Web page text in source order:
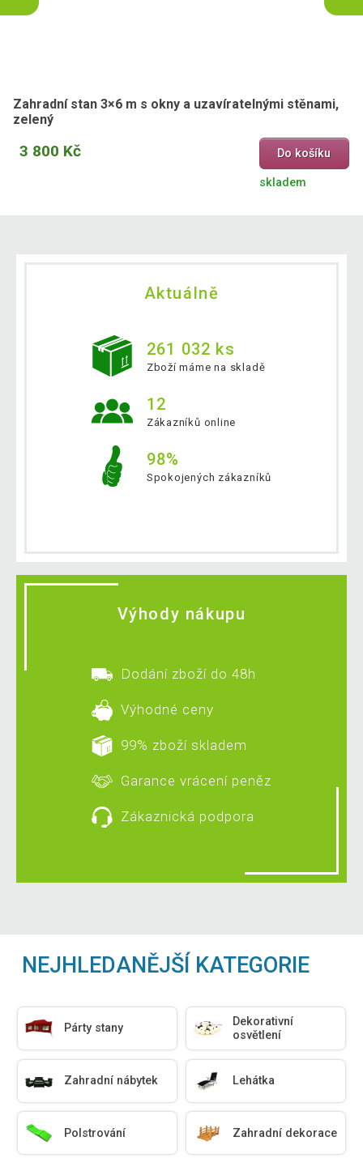
Zahradní stan 3×6 m s okny a uzavíratelnými stěnami,
zelený
3 800 Kč Do košíku
skladem
Aktuálně
261 032 ks
Zboží máme na skladě
12
Zákazníků online
98%
Spokojených zákazníků
Výhody nákupu
Dodání zboží do 48h
Výhodné ceny
99% zboží skladem
Garance vrácení peněz
Zákaznická podpora
NEJHLEDANĚJŠÍ KATEGORIE
Párty stany
Dekorativní
osvětlení
Zahradní nábytek Lehátka
Polstrování Zahradní dekorace